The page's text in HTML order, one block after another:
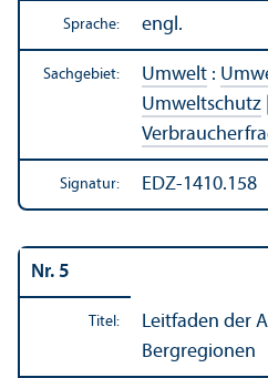
Sprache: engl.
Sachgebiet: Umwelt :
Umweltschutz
Signatur: EDZ-1410.158
Nr. 5
Titel:
Leitfaden der
Bergregionen